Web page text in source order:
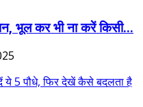
भूल कर भी ना करें किसी...